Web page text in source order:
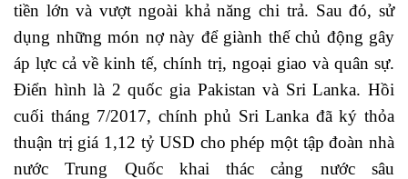
tiền lớn và vượt ngoài khả năng chi trả. Sau đó, sử
dụng những món nợ này để giành thế chủ động gây
áp lực cả về kinh tế, chính trị, ngoại giao và quân sự.
Điển hình là 2 quốc gia Pakistan và Sri Lanka. Hồi
cuối tháng 7/2017, chính phủ Sri Lanka đã ký thỏa
thuận trị giá 1,12 tỷ USD cho phép một tập đoàn nhà
nước Trung Quốc khai thác cảng nước sâu